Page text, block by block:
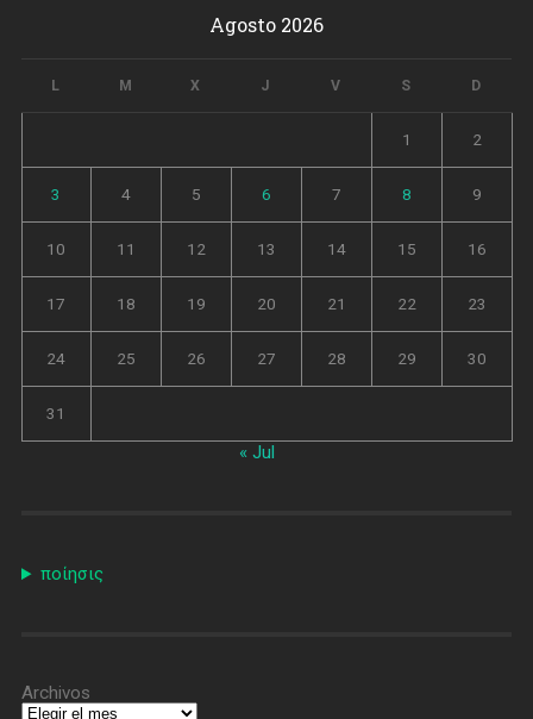
Agosto 2026
L M X J V S D
1 2
3 4 5 6 7 8 9
10 11 12 13 14 15 16
17 18 19 20 21 22 23
24 25 26 27 28 29 30
31
« Jul
ποίησις
Archivos